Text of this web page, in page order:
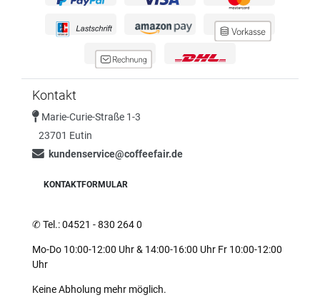
Kontakt
Marie-Curie-Straße 1-3
23701 Eutin
kundenservice@coffeefair.de
KONTAKTFORMULAR
✆Tel.: 04521 - 830 264 0
Mo-Do 10:00-12:00 Uhr & 14:00-16:00 Uhr Fr 10:00-12:00
Uhr
Keine Abholung mehr möglich.